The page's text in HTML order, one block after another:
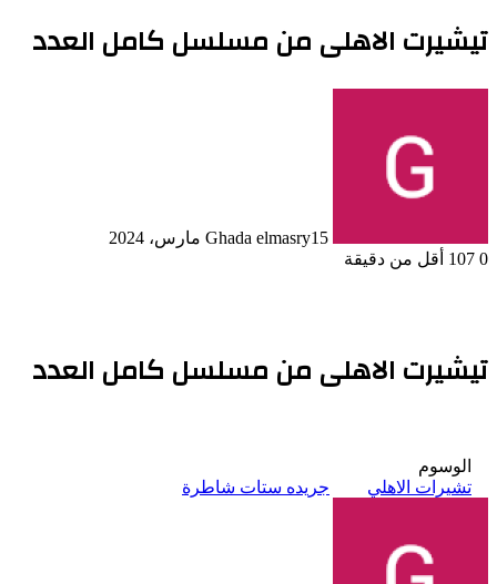
تيشيرت الاهلى من مسلسل كامل العدد
Ghada elmasry15 مارس، 2024
0
أقل من دقيقة
تيشيرت الاهلى من مسلسل كامل العدد
الوسوم
تشيرات الاهلي
جريده ستات شاطرة